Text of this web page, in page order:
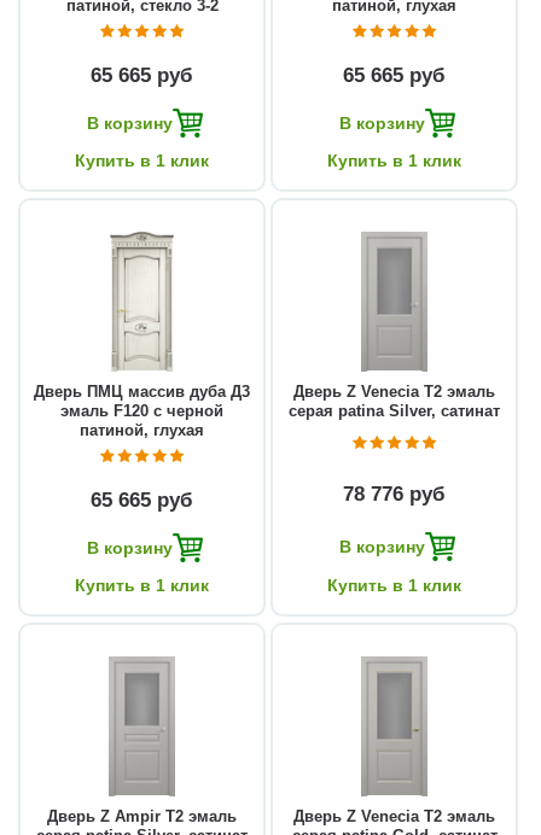
патиной, стекло 3-2
65 665 руб
В корзину
Купить в 1 клик
патиной, глухая
65 665 руб
В корзину
Купить в 1 клик
Дверь ПМЦ массив дуба Д3
эмаль F120 с черной
патиной, глухая
65 665 руб
В корзину
Купить в 1 клик
Дверь Z Venecia Т2 эмаль
серая patina Silver, сатинат
78 776 руб
В корзину
Купить в 1 клик
Дверь Z Ampir Т2 эмаль
Дверь Z Venecia Т2 эмаль